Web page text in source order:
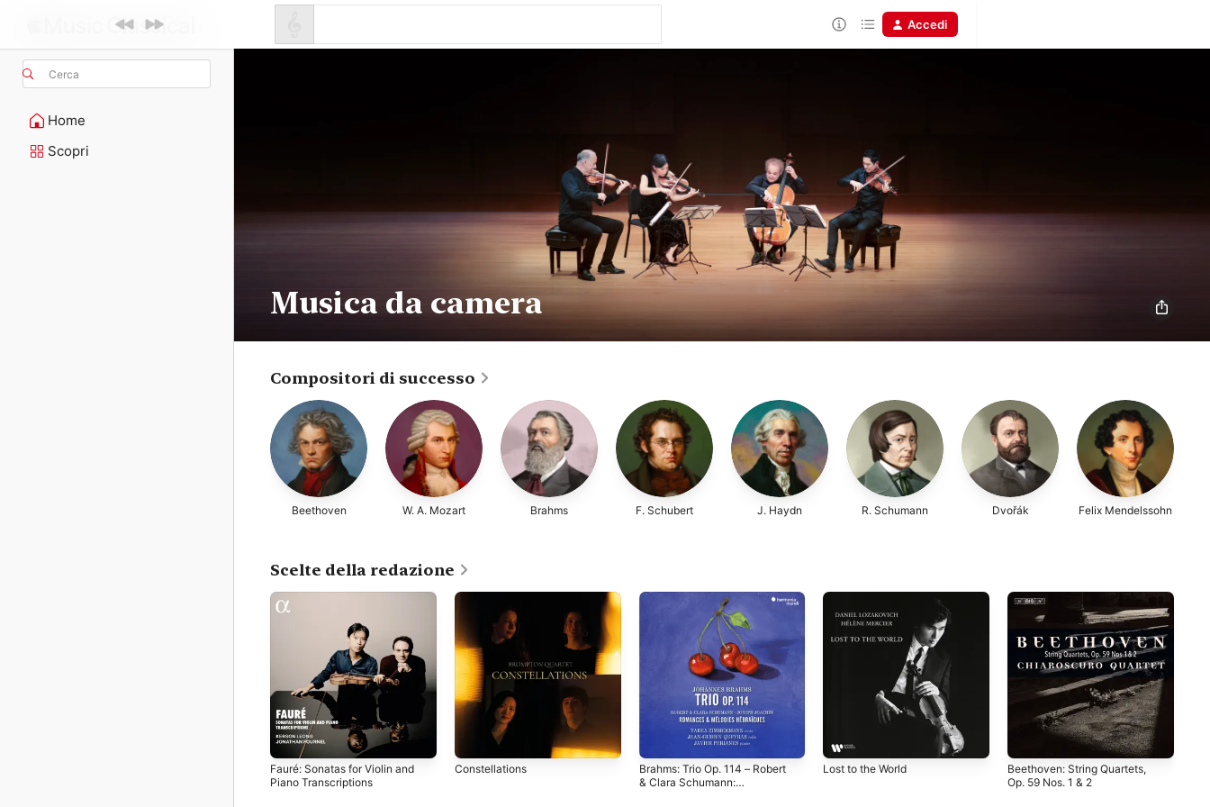
Cerca
Home
Scopri
Accedi
Musica da camera
Compositori di successo
Beethoven W. A. Mozart Brahms F. Schubert J. Haydn R. Schumann Dvořák Felix Mendelssohn
Scelte della redazione
Fauré: Sonatas for Violin and
Piano Transcriptions
Constellations
Brahms: Trio Op. 114 – Robert
& Clara Schumann:
Lost to the World
Beethoven: String Quartets,
Op. 59 Nos. 1 & 2